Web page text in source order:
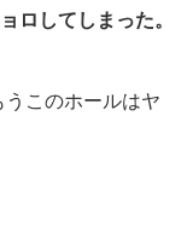
ロしてしまった。
このホールはヤ